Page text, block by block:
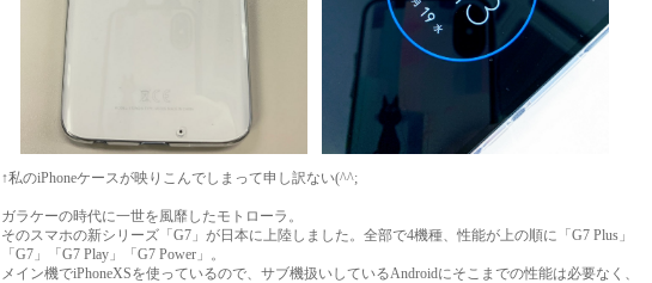
↑私のiPhoneケースが映りこんでしまって申し訳ない(^^;
ガラケーの時代に一世を風靡したモトローラ。
そのスマホの新シリーズ「G7」が日本に上陸しました。全部で4機種、性能が上の順に「G7 Plus」
「G7」「G7 Play」「G7 Power」。
メイン機でiPhoneXSを使っているので、サブ機扱いしているAndroidにそこまでの性能は必要なく、